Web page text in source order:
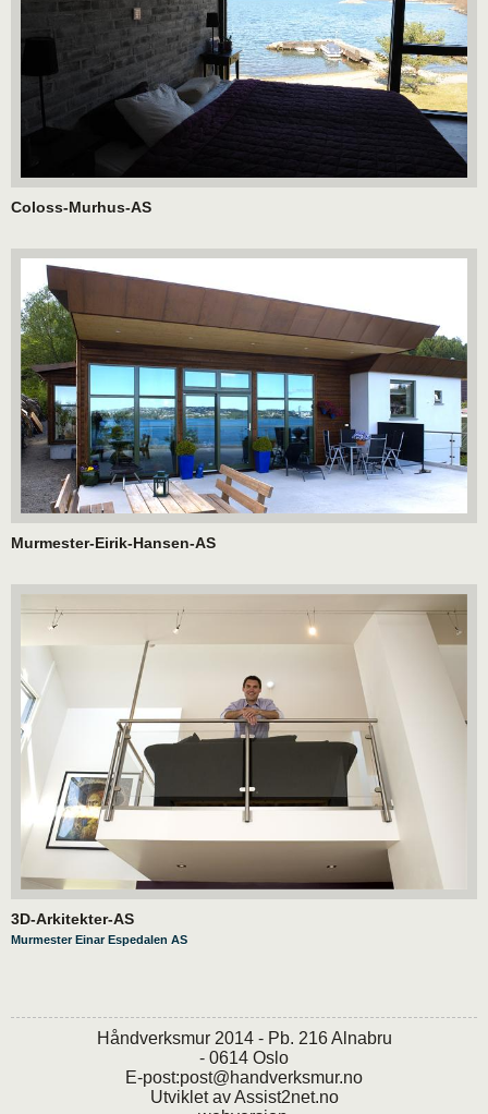
Coloss-Murhus-AS
Murmester-Eirik-Hansen-AS
3D-Arkitekter-AS
Murmester Einar Espedalen AS
Håndverksmur 2014 - Pb. 216 Alnabru
- 0614 Oslo
E-post:post@handverksmur.no
Utviklet avAssist2net.no